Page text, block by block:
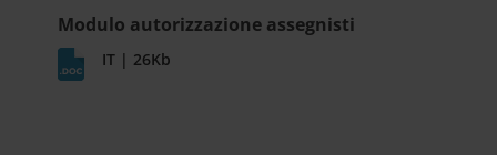
Modulo autorizzazione assegnisti
IT | 26Kb